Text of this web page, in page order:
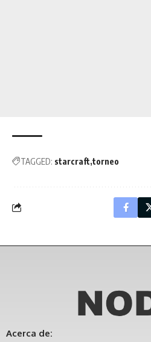
TAGGED: starcraft torneo
Acerca de: